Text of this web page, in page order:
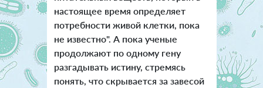
настоящее время определяет
потребности живой клетки, пока
не известно". А пока ученые
продолжают по одному гену
разгадывать истину, стремясь
понять, что скрывается за завесой